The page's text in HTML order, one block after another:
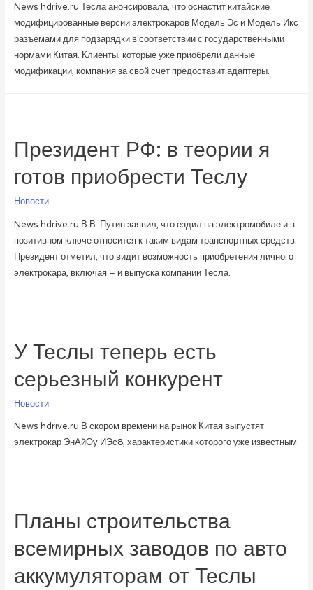
News hdrive.ru Тесла анонсировала, что оснастит китайские
модифицированные версии электрокаров Модель Эс и Модель Икс
разъемами для подзарядки в соответствии с государственными
нормами Китая. Клиенты, которые уже приобрели данные
модификации, компания за свой счет предоставит адаптеры.
Президент РФ: в теории я
готов приобрести Теслу
Новости
News hdrive.ru В.В. Путин заявил, что ездил на электромобиле и в
позитивном ключе относится к таким видам транспортных средств.
Президент отметил, что видит возможность приобретения личного
электрокара, включая – и выпуска компании Тесла.
У Теслы теперь есть
серьезный конкурент
Новости
News hdrive.ru В скором времени на рынок Китая выпустят
электрокар ЭнАйОу ИЭс8, характеристики которого уже известным.
Планы строительства
всемирных заводов по авто
аккумуляторам от Теслы